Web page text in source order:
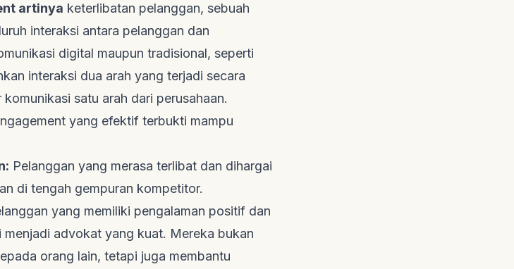
artinya keterlibatan pelanggan, sebuah
interaksi antara pelanggan dan
digital maupun tradisional, seperti
interaksi dua arah yang terjadi secara
satu arah dari perusahaan.
yang efektif terbukti mampu
Pelanggan yang merasa terlibat dan dihargai
di tengah gempuran kompetitor.
yang memiliki pengalaman positif dan
advokat yang kuat. Mereka bukan
orang lain, tetapi juga membantu